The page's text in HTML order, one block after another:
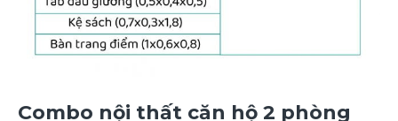
Combo nội thất căn hộ 2 phòng